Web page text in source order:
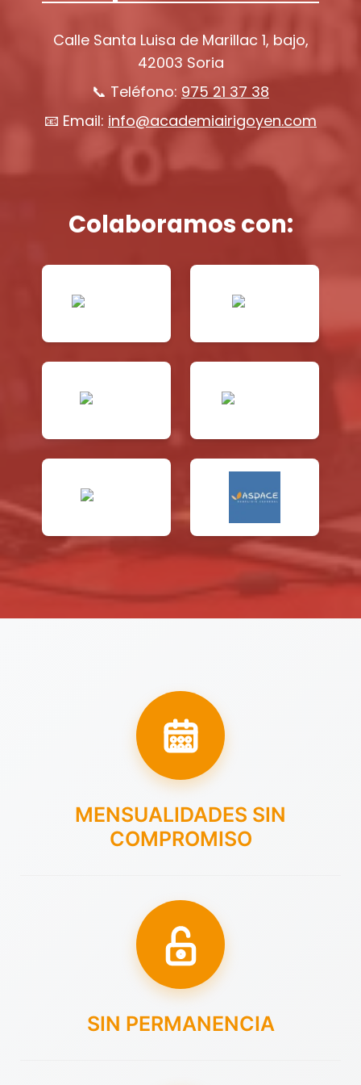
Calle Santa Luisa de Marillac 1, bajo,
42003 Soria
📞 Teléfono: 975 21 37 38
📧 Email: info@academiairigoyen.com
Colaboramos con:
MENSUALIDADES SIN
COMPROMISO
SIN PERMANENCIA